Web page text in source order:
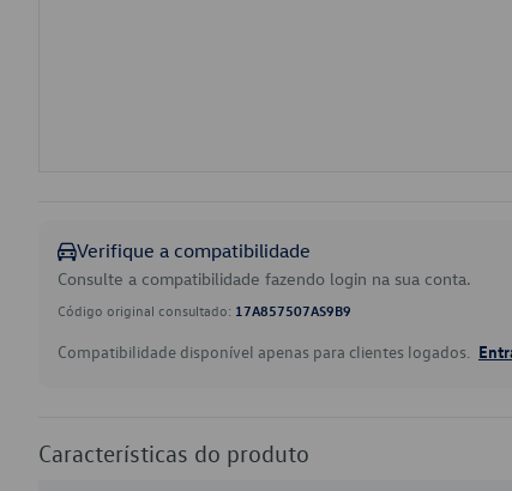
Verifique a compatibilidade
Consulte a compatibilidade fazendo login na sua conta.
Código original consultado: 17A857507AS9B9
Compatibilidade disponível apenas para clientes logados.
Características do produto